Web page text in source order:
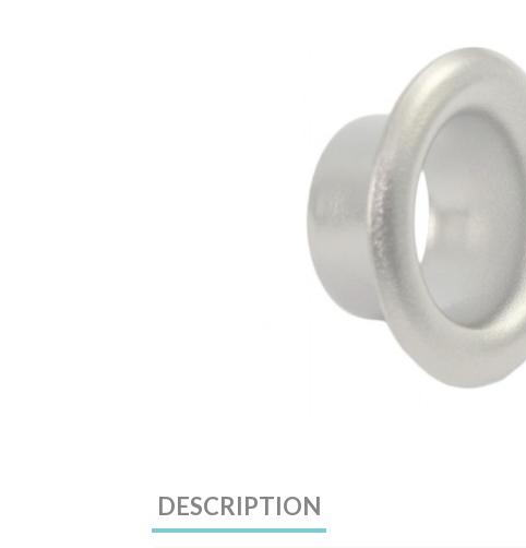
DESCRIPTION